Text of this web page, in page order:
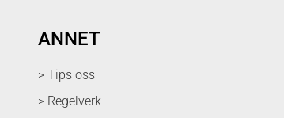
ANNET
> Tips oss
> Regelverk